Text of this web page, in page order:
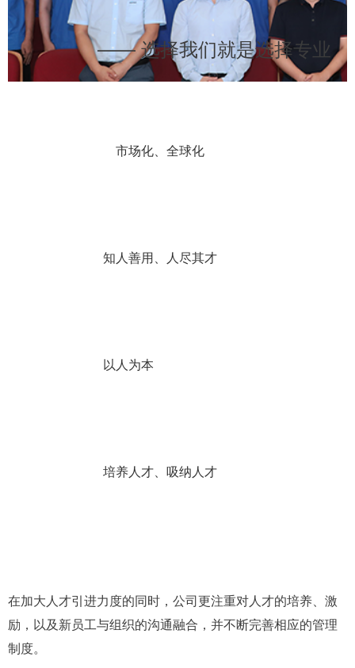
—— 选择我们就是选择专业
市场化、全球化
知人善用、人尽其才
以人为本
培养人才、吸纳人才
在加大人才引进力度的同时，公司更注重对人才的培养、激
励，以及新员工与组织的沟通融合，并不断完善相应的管理
制度。